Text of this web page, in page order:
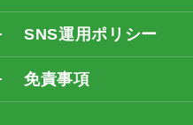
SNS運用ポリシー
免責事項